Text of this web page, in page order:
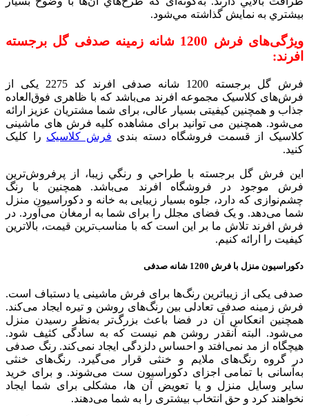
بيشتري به نمايش گذاشته مي‌شود.
ویژگی‌های فرش 1200 شانه زمینه صدفی گل برجسته
افرند:
فرش گل برجسته 1200 شانه صدفی افرند کد 2275 یکی از
فرش‌های کلاسیک مجموعه افرند می‌باشد که با ظاهری فوق‌العاده
جذاب و همچنین کیفیتی بسیار عالی، برای شما مشتریان عزیز ارائه
می‌شود. همچنین می توانید برای مشاهده کلیه فرش های ماشینی
کلاسیک از قسمت فروشگاه دسته بندی فرش کلاسیک را کلیک
کنید.
اين فرش گل برجسته با طراحي و رنگي زیبا، از پرفروش‌ترین
فرش‌ موجود در فروشگاه افرند می‌باشد. همچنین با رنگ
چشم‌نوازی که دارد، جلوه بسیار زیبایی به خانه و دکوراسیون منزل
شما می‌دهد. و یک فضای مجلل را برای شما به ارمغان می‌آورد. در
فرش افرند تلاش ما بر این است که با مناسب‌ترین قیمت، بالاترین
کیفیت را ارائه کنیم.
دکوراسیون منزل با فرش 1200 شانه صدفی
صدفی یکی از زیباترین رنگ‌ها برای فرش ماشینی یا دستباف است.
فرش زمینه صدفی تعادلی بین رنگ‌های روشن و تیره ایجاد می‌کند.
همچنین انعکاس آن در فضا باعث بزرگ‌تر به‌نظر رسیدن منزل
می‌شود. البته آنقدر روشن هم نیست که به سادگی کثیف شود.
هیچگاه از مد نمی‌افتد و احساس دلزدگی ایجاد نمی‌کند. رنگ صدفی
در گروه رنگ‌های ملایم و خنثی قرار می‌گیرد. رنگ‌های خنثی
به‌آسانی با تمامی اجزای دکوراسیون‌ ست می‌شوند. و برای خرید
سایر وسایل منزل و یا تعویض آن ها، مشکلی برای شما ایجاد
نخواهند کرد و حق انتخاب بیشتری را به شما می‌دهند.